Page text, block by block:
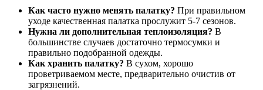
Как часто нужно менять палатку? При правильном
уходе качественная палатка прослужит 5-7 сезонов.
Нужна ли дополнительная теплоизоляция? В
большинстве случаев достаточно термосумки и
правильно подобранной одежды.
Как хранить палатку? В сухом, хорошо
проветриваемом месте, предварительно очистив от
загрязнений.